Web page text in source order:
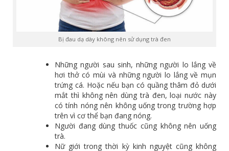
Bị đau dạ dày không nên sử dụng trà đen
Những người sau sinh, những người lo lắng về
hơi thở có mùi và những người lo lắng về mụn
trứng cá. Hoặc nếu bạn có quầng thâm đỏ dưới
mắt thì không nên dùng trà đen, loại nước này
có tính nóng nên không uống trong trường hợp
trên vì cơ thể bạn đang nóng.
Người đang dùng thuốc cũng không nên uống
trà.
Nữ giới trong thời kỳ kinh nguyệt cũng không